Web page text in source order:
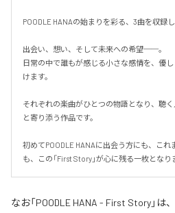
POODLE HANAの始まりを彩る、3曲を収録し
出会い、想い、そして未来への希望──。
日常の中で誰もが感じる小さな感情を、優
けます。
それぞれの楽曲がひとつの物語となり、聴
と寄り添う作品です。
初めてPOODLE HANAに出会う方にも、こ
も、この「First Story」が心に残る一枚となり
なお「POODLE HANA - First Story」は、